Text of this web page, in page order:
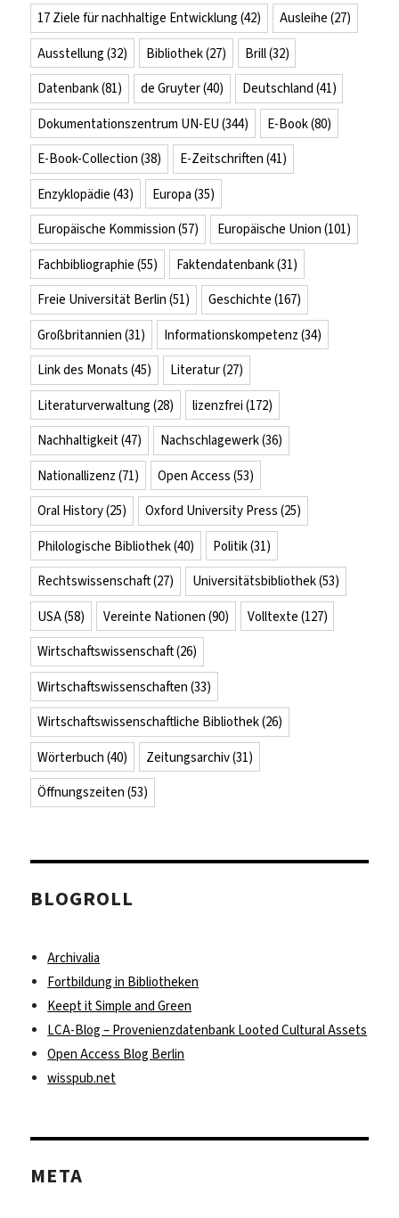
17 Ziele für nachhaltige Entwicklung (42) Ausleihe (27)
Ausstellung (32) Bibliothek(27) Brill(32)
Datenbank(81) de Gruyter(40) Deutschland (41)
Dokumentationszentrum UN-EU (344) E-Book(80)
E-Book-Collection (38) E-Zeitschriften (41)
Enzyklopädie (43) Europa (35)
Europäische Kommission (57) Europäische Union (101)
Fachbibliographie (55) Faktendatenbank(31)
Freie Universität Berlin (51) Geschichte (167)
Großbritannien (31) Informationskompetenz (34)
Link des Monats (45) Literatur(27)
Literaturverwaltung (28) lizenzfrei (172)
Nachhaltigkeit(47) Nachschlagewerk(36)
Nationallizenz (71) Open Access (53)
Oral History(25) Oxford University Press (25)
Philologische Bibliothek(40) Politik(31)
Rechtswissenschaft(27) Universitätsbibliothek(53)
USA(58) Vereinte Nationen (90) Volltexte (127)
Wirtschaftswissenschaft(26)
Wirtschaftswissenschaften (33)
Wirtschaftswissenschaftliche Bibliothek(26)
Wörterbuch (40) Zeitungsarchiv(31)
Öffnungszeiten (53)
BLOGROLL
Archivalia
Fortbildung in Bibliotheken
Keept it Simple and Green
LCA-Blog – Provenienzdatenbank Looted Cultural Assets
Open Access Blog Berlin
wisspub.net
META